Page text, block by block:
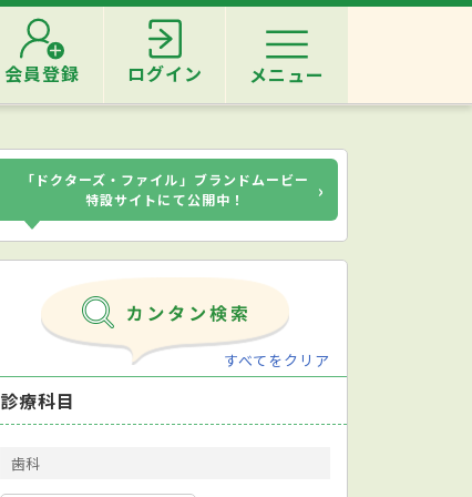
会員登録 ログイン メニュー
「ドクターズ・ファイル」ブランドムービー
特設サイトにて公開中！
›
すべてをクリア
診療科目
歯科